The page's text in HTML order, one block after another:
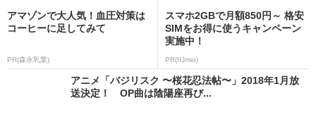
アマゾンで大人気！血圧対策は
コーヒーに足してみて
PR(森永乳業)
スマホ2GBで月額850円～ 格安
SIMをお得に使うキャンペーン
実施中！
PR(IIJmio)
アニメ「バジリスク 〜桜花忍法帖〜」2018年1月放
送決定！ OP曲は陰陽座再び...